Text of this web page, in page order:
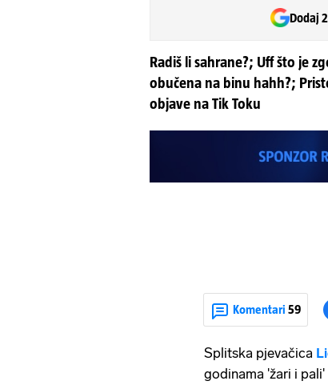
Dodaj
Radiš li sahrane?; Uff što je
obučena na binu hahh?;
objave na Tik Toku
Komentari 59
Splitska pjevačica
godinama 'žari i